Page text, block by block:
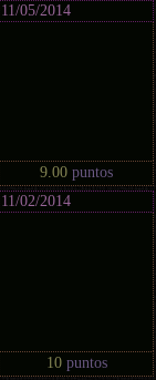
11/05/2014
9.00 puntos
11/02/2014
10puntos